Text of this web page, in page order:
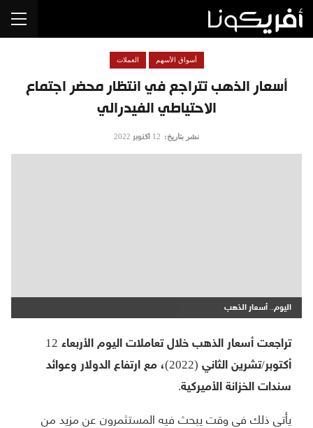
أسعار الذهب تتراجع في انتظار محضر اجتماع
الاحتياطي الفيدرالي
أسواق الأسهم العملات
نشر بتاريخ: 12 أكتوبر 2022
اليوم.. أسعار الذهب
تراجعت أسعار الذهب خلال تعاملات اليوم الأربعاء 12
أكتوبر/تشرين الثاني (2022)، مع ارتفاع الدولار وعوائد
سندات الخزانة الأميركية.
يأتي ذلك في وقت يبحث فيه المستثمرون عن مزيد من